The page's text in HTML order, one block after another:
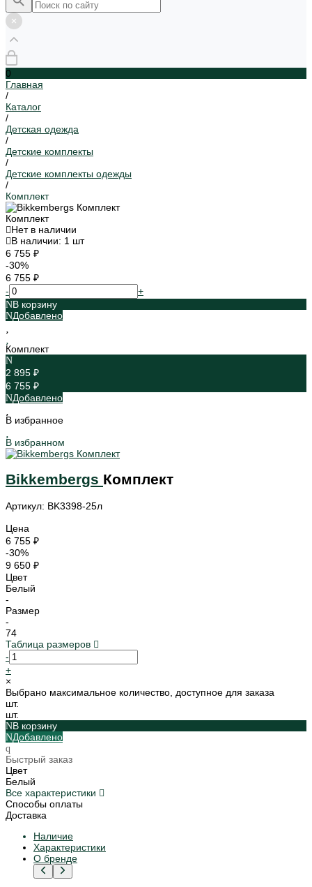
0
Главная
/
Каталог
/
Детская одежда
/
Детские комплекты
/
Детские комплекты одежды
/
Комплект
Комплект
Нет в наличии
В наличии: 1 шт
6 755 ₽
-30%
6 755 ₽
-
+
В корзину
Добавлено
Комплект
2 895 ₽
6 755 ₽
Добавлено
В избранное
В избранном
Bikkembergs Комплект
Артикул: BK3398-25л
Цена
6 755 ₽
-30%
9 650 ₽
Цвет
Белый
-
Размер
-
74
Таблица размеров
-
+
×
Выбрано максимальное количество, доступное для заказа
шт.
шт.
В корзину
Добавлено
Быстрый заказ
Цвет
Белый
Все характеристики
Способы оплаты
Доставка
Наличие
Характеристики
О бренде